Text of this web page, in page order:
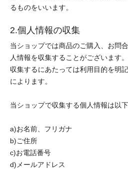
るものをいいます。
2.個人情報の収集
当ショップでは商品のご購入、お問
人情報を収集することがございます。
収集するにあたっては利用目的を明
によります。
当ショップで収集する個人情報は以下
a)お名前、フリガナ
b)ご住所
c)お電話番号
d)メールアドレス